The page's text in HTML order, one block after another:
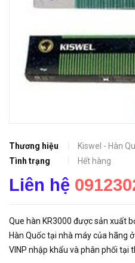
Thương hiệu
Kiswel - Hàn
Tình trạng
Hết hàng
Liên hệ
Que hàn KR3000 được sản xuất
Hàn Quốc tại nhà máy của hãng
VINP nhập khẩu và phân phối tại